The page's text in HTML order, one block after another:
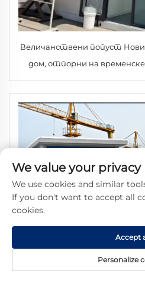
Величанствени попуст Нови
дом, отпорни на
временске временске
временске временске
временске временске
временске временске
временске временске
временске временске
временске
We value your privacy
We use cookies and similar
If you don't want to accept all
cookies.
Personalize
Accept